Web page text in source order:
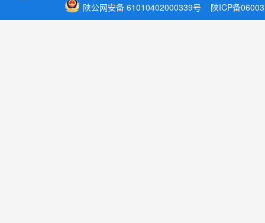
陕公网安备 61010402000339号 陕ICP备